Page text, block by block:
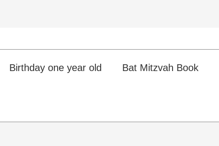
Bat Mitzvah Book
Birthday one year old